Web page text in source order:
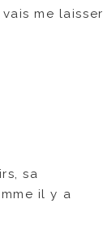
me laisser
sa
il y a